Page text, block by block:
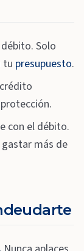
Solo
tu presupuesto.
con el débito.
más de